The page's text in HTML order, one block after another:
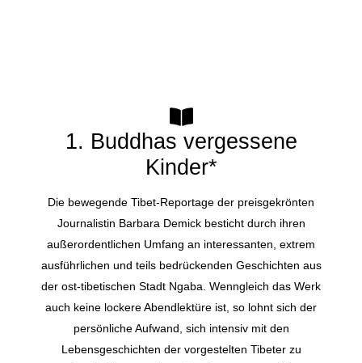
1. Buddhas vergessene
Kinder*
Die bewegende Tibet-Reportage der preisgekrönten
Journalistin Barbara Demick besticht durch ihren
außerordentlichen Umfang an interessanten, extrem
ausführlichen und teils bedrückenden Geschichten aus
der ost-tibetischen Stadt Ngaba. Wenngleich das Werk
auch keine lockere Abendlektüre ist, so lohnt sich der
persönliche Aufwand, sich intensiv mit den
Lebensgeschichten der vorgestelten Tibeter zu